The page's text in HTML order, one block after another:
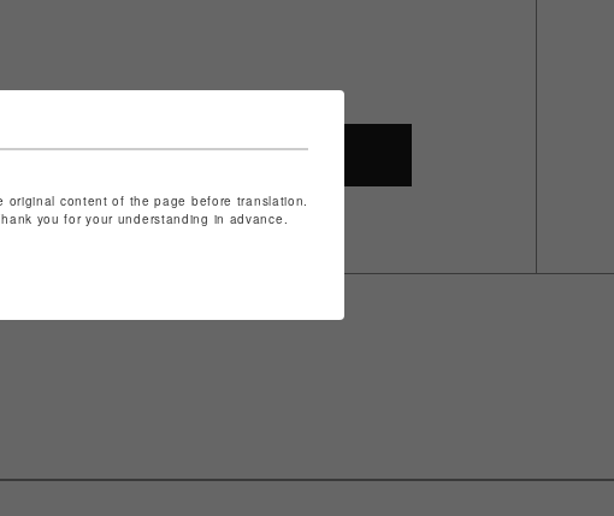
SHOP TOP
original content of the page before translation.
you for your understanding in advance.